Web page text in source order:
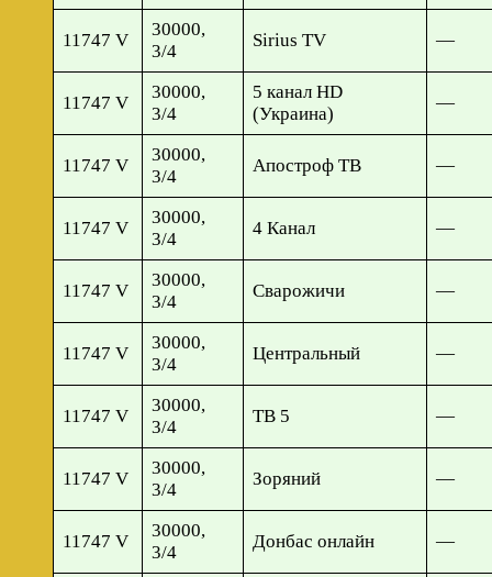
11747 V
30000,
3/4
Sirius TV —
11747 V
30000,
3/4
5 канал HD
(Украина)
—
11747 V
30000,
3/4
Апостроф ТВ —
11747 V
30000,
3/4
4 Канал —
11747 V
30000,
3/4
Сварожичи —
11747 V
30000,
3/4
Центральный —
11747 V
30000,
3/4
ТВ 5 —
11747 V
30000,
3/4
Зоряний —
11747 V
30000,
3/4
Донбас онлайн —